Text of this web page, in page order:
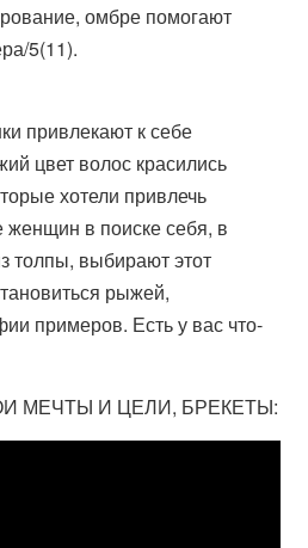
омбре помогают
5(11).
привлекают к себе
цвет волос красились
хотели привлечь
в поиске себя, в
толпы, выбирают этот
рыжей,
примеров. Есть у вас что-
МЕЧТЫ И ЦЕЛИ, БРЕКЕТЫ: